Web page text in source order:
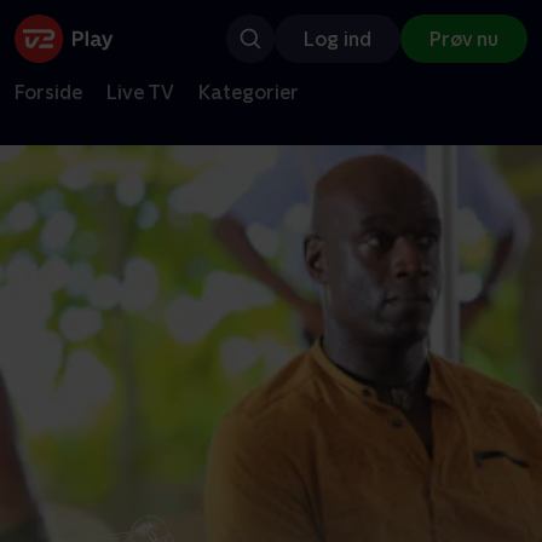
Log ind Prøv nu
Forside Live TV Kategorier